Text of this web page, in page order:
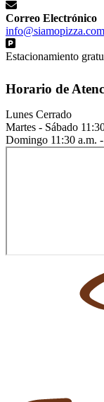
Correo Electrónico
info@siamopizza.com
Estacionamiento
Horario de
Lunes Cerrado
Martes - Sábado
Domingo 11:30 a.m.